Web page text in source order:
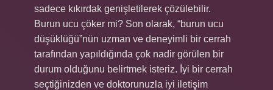
sadece kıkırdak genişletilerek çözülebilir.
Burun ucu çöker mi? Son olarak, “burun ucu
düşüklüğü”nün uzman ve deneyimli bir cerrah
tarafından yapıldığında çok nadir görülen bir
durum olduğunu belirtmek isteriz. İyi bir cerrah
seçtiğinizden ve doktorunuzla iyi iletişim